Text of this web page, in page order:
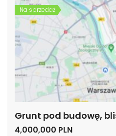
Na sprzedaż
4,000,000 PLN